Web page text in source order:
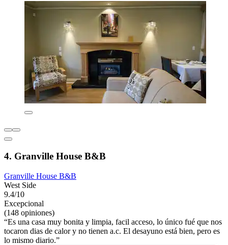
4. Granville House B&B
Granville House B&B
West Side
9.4/10
Excepcional
(148 opiniones)
“Es una casa muy bonita y limpia, facil acceso, lo único fué que nos
tocaron dias de calor y no tienen a.c. El desayuno está bien, pero es
lo mismo diario.”